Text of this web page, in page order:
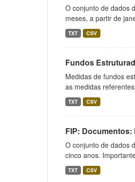
O conjunto de dados
meses, a partir de
TXT CSV
Fundos
Medidas de fundos
as medidas
TXT CSV
FIP: Documentos:
O conjunto de dados
cinco anos.
TXT CSV